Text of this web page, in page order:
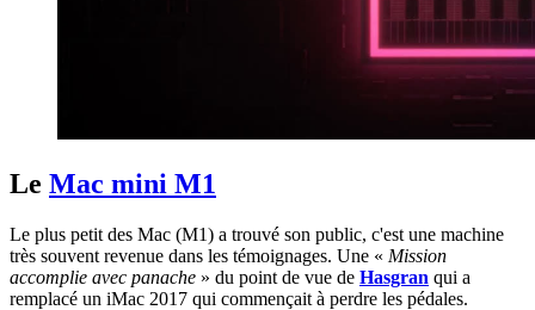
Le Mac mini M1
Le plus petit des Mac (M1) a trouvé son public, c'est une machine
très souvent revenue dans les témoignages. Une « Mission
accomplie avec panache » du point de vue de Hasgran qui a
remplacé un iMac 2017 qui commençait à perdre les pédales.